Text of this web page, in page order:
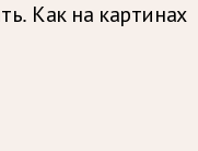
Как на картинах